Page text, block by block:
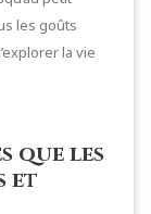
les goûts
la vie
que les
et